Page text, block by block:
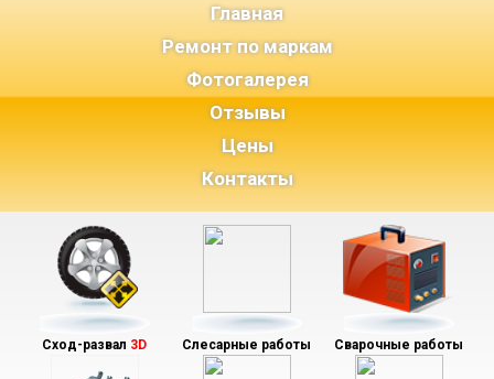
Главная(current)
Ремонт по маркам
Фотогалерея
Отзывы
Цены
Контакты
Сход-развал 3D Слесарные работы Сварочные работы